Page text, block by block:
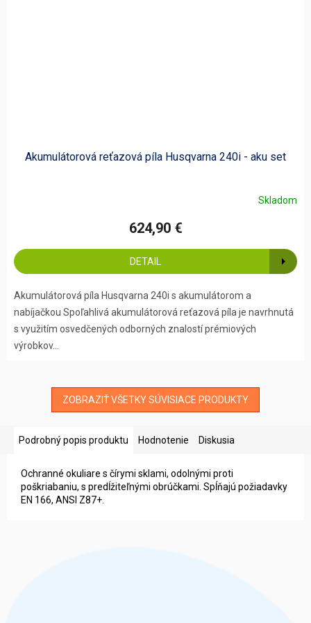
Akumulátorová reťazová píla Husqvarna 240i​ - aku set
Skladom
624,90 €
DETAIL
Akumulátorová píla Husqvarna 240i s akumulátorom a
nabíjačkou​ Spoľahlivá akumulátorová reťazová píla je navrhnutá
s využitím osvedčených odborných znalostí prémiových
výrobkov...
ZOBRAZIŤ VŠETKY SÚVISIACE PRODUKTY
Podrobný popis produktu Hodnotenie Diskusia
Ochranné okuliare s čírymi sklami, odolnými proti
poškriabaniu, s predĺžiteľnými obrúčkami. Spĺňajú požiadavky
EN 166, ANSI Z87+.